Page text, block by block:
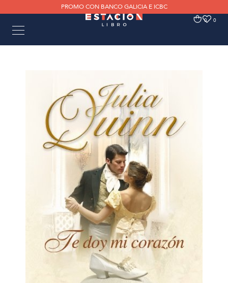
PROMO CON BANCO GALICIA E ICBC
0 0